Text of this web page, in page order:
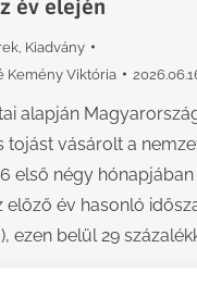
év elején
Kiadvány
Kemény Viktória
alapján
tojást vásárolt a
első négy hónapjában
előző év hasonló
ezen belül 29